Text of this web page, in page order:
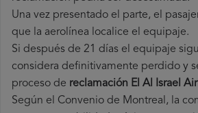
Una vez presentado el parte, el
que la aerolínea localice el equipaje.
Si después de 21 días el equipaje
considera definitivamente perdido y
proceso de reclamación El Al Israel
Según el Convenio de Montreal, la